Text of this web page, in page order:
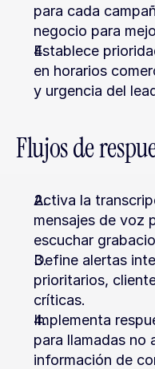
para cada
negocio para
Establece
en horarios
y urgencia del
Flujos de
Activa la
mensajes de voz
escuchar
Define alertas
prioritarios,
críticas.
Implementa
para llamadas no
información de